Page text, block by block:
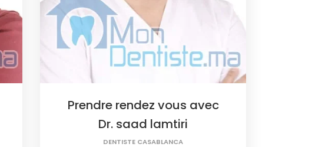
Prendre rendez vous avec
Dr. saad lamtiri
DENTISTE CASABLANCA